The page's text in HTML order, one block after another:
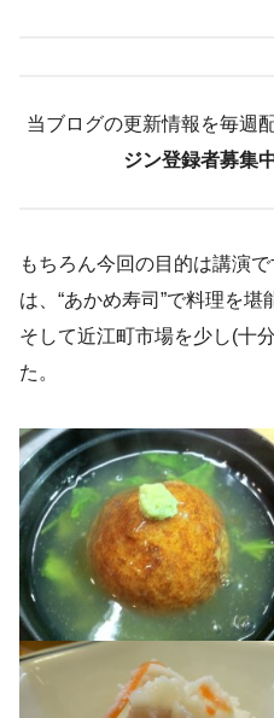
当ブログの更新情報を毎週
ジン登録者募集
もちろん今回の目的は講演
は、“あかめ寿司”で料理を堪
そして近江町市場を少し(十
た。